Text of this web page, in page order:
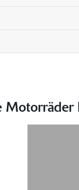
Motorräder